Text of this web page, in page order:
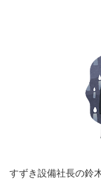
すずき設備社長の鈴